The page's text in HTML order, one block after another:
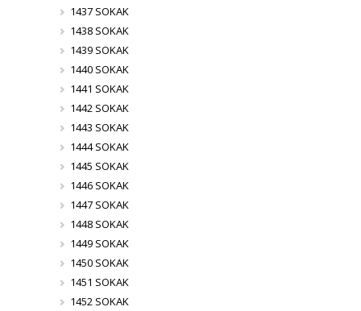
1437 SOKAK
1438 SOKAK
1439 SOKAK
1440 SOKAK
1441 SOKAK
1442 SOKAK
1443 SOKAK
1444 SOKAK
1445 SOKAK
1446 SOKAK
1447 SOKAK
1448 SOKAK
1449 SOKAK
1450 SOKAK
1451 SOKAK
1452 SOKAK